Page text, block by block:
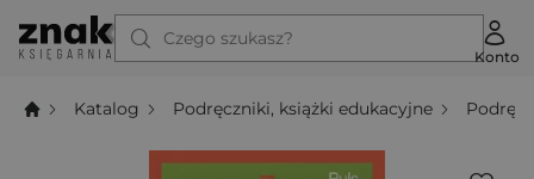
Czego szukasz?
Konto
Katalog Podręczniki, książki edukacyjne